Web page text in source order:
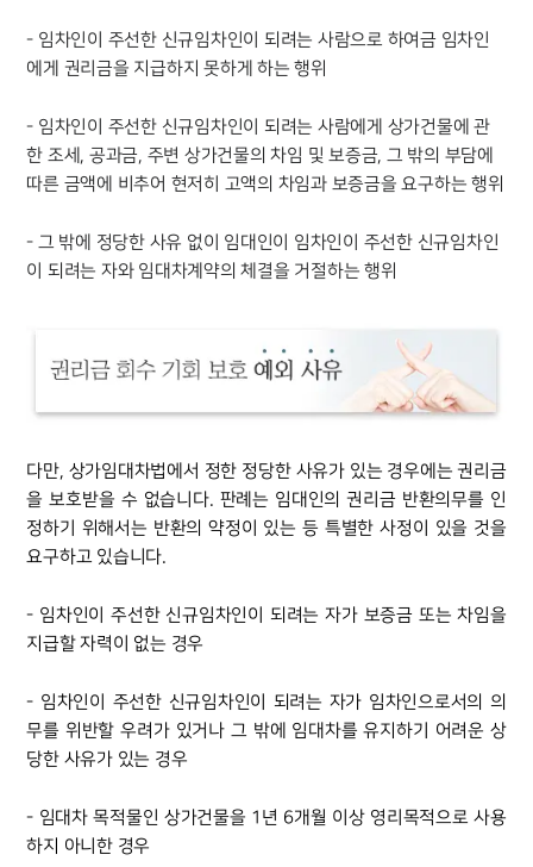
오시는 길
글로벌 파트너 로펌
고객의 소리
- 임차인이 주선한 신규임차인이 되려는 사람으로 하여금 임차인
에게 권리금을 지급하지 못하게 하는 행위
- 임차인이 주선한 신규임차인이 되려는 사람에게 상가건물에 관
한 조세, 공과금, 주변 상가건물의 차임 및 보증금, 그 밖의 부담에
따른 금액에 비추어 현저히 고액의 차임과 보증금을 요구하는 행위
- 그 밖에 정당한 사유 없이 임대인이 임차인이 주선한 신규임차인
이 되려는 자와 임대차계약의 체결을 거절하는 행위
다만, 상가임대차법에서 정한 정당한 사유가 있는 경우에는 권리금
을 보호받을 수 없습니다. 판례는 임대인의 권리금 반환의무를 인
정하기 위해서는 반환의 약정이 있는 등 특별한 사정이 있을 것을
요구하고 있습니다.
- 임차인이 주선한 신규임차인이 되려는 자가 보증금 또는 차임을
지급할 자력이 없는 경우
- 임차인이 주선한 신규임차인이 되려는 자가 임차인으로서의 의
무를 위반할 우려가 있거나 그 밖에 임대차를 유지하기 어려운 상
당한 사유가 있는 경우
- 임대차 목적물인 상가건물을 1년 6개월 이상 영리목적으로 사용
하지 아니한 경우